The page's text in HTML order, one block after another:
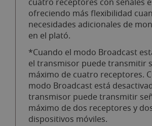
ofreciendo más flexibilidad
necesidades adicionales de
en el plató.
*Cuando el modo Broadcast
el transmisor puede transmitir
máximo de cuatro receptores.
modo Broadcast está
transmisor puede transmitir
máximo de dos receptores y
dispositivos móviles.